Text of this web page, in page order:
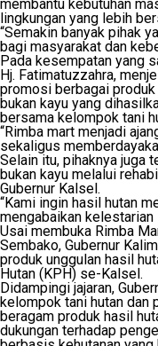
membantu kebutuhan
lingkungan yang lebih
“Semakin banyak pihak
bagi masyarakat dan
Pada kesempatan yang
Hj. Fatimatuzzahra,
promosi berbagai produk
bukan kayu yang
bersama kelompok tani
“Rimba mart menjadi
sekaligus
Selain itu, pihaknya juga
bukan kayu melalui
Gubernur Kalsel.
“Kami ingin hasil hutan
mengabaikan kelestarian
Usai membuka Rimba
Sembako, Gubernur
produk unggulan hasil
Hutan (KPH) se-Kalsel.
Didampingi jajaran,
kelompok tani hutan dan
beragam produk hasil
dukungan terhadap